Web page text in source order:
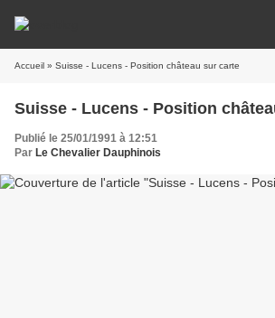
Accueil » Suisse - Lucens - Position château sur carte
Suisse - Lucens - Position
Publié le 25/01/1991 à 12:51
Par Le Chevalier Dauphinois